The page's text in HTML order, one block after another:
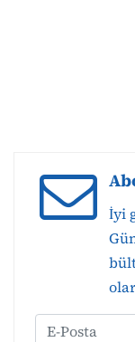
İyi